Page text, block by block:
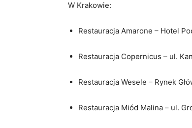
W Krakowie:
Restauracja Amarone – Hotel
Restauracja Copernicus – ul.
Restauracja Wesele – Rynek
Restauracja Miód Malina – ul.